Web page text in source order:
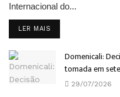
Internacional do...
LER MAIS
Domenicali:
tomada em
29/07/2026